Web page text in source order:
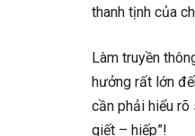
thanh tịnh của
Làm truyền
hưởng rất lớn
cần phải hiểu
giết – hiếp”!